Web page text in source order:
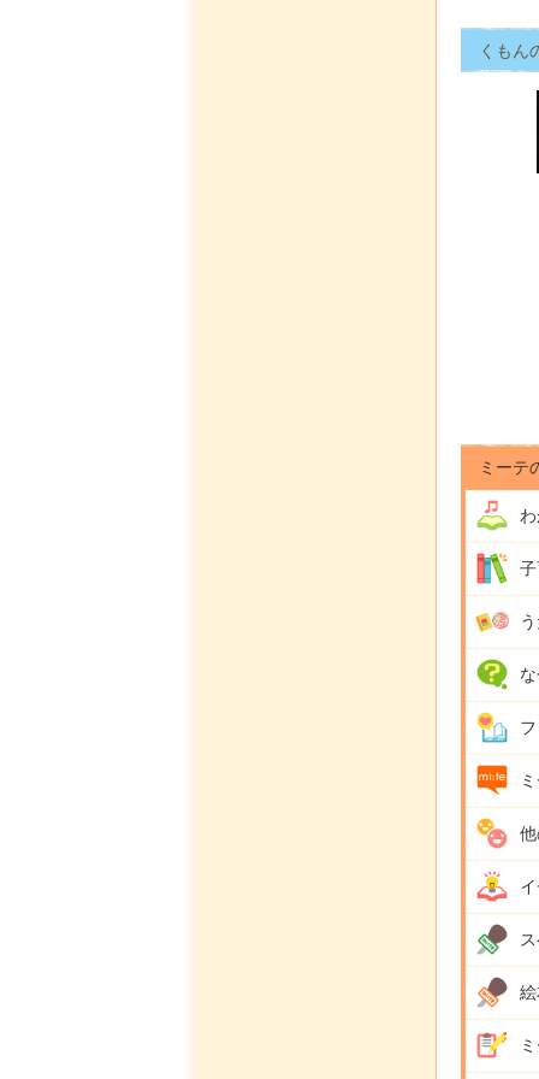
くもん
ミーテ